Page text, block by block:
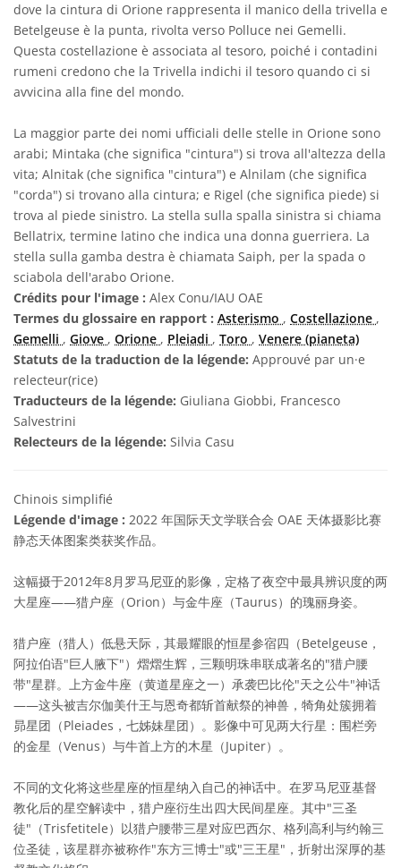
dove la cintura di Orione rappresenta il manico della trivella e
Betelgeuse è la punta, rivolta verso Polluce nei Gemelli.
Questa costellazione è associata al tesoro, poiché i contadini
rumeni credono che la Trivella indichi il tesoro quando ci si
avvicina alla fine del mondo.
La maggior parte dei nomi ufficiali delle stelle in Orione sono
arabi; Mintaka (che significa "cintura") si trova all'altezza della
vita; Alnitak (che significa "cintura") e Alnilam (che significa
"corda") si trovano alla cintura; e Rigel (che significa piede) si
trova al piede sinistro. La stella sulla spalla sinistra si chiama
Bellatrix, termine latino che indica una donna guerriera. La
stella sulla gamba destra è chiamata Saiph, per la spada o
sciabola dell'arabo Orione.
Crédits pour l'image : Alex Conu/IAU OAE
Termes du glossaire en rapport : Asterismo , Costellazione ,
Gemelli , Giove , Orione , Pleiadi , Toro , Venere (pianeta)
Statuts de la traduction de la légende: Approuvé par un·e
relecteur(rice)
Traducteurs de la légende: Giuliana Giobbi, Francesco
Salvestrini
Relecteurs de la légende: Silvia Casu
Chinois simplifié
Légende d'image : 2022 年国际天文学联合会 OAE 天体摄影比赛
静态天体图案类获奖作品。
这幅摄于2012年8月罗马尼亚的影像，定格了夜空中最具辨识度的两
大星座——猎户座（Orion）与金牛座（Taurus）的瑰丽身姿。
猎户座（猎人）低悬天际，其最耀眼的恒星参宿四（Betelgeuse，
阿拉伯语"巨人腋下"）熠熠生辉，三颗明珠串联成著名的"猎户腰
带"星群。上方金牛座（黄道星座之一）承袭巴比伦"天之公牛"神话
——这头被吉尔伽美什王与恩奇都斩首献祭的神兽，犄角处簇拥着
昴星团（Pleiades，七姊妹星团）。影像中可见两大行星：围栏旁
的金星（Venus）与牛首上方的木星（Jupiter）。
不同的文化将这些星座的恒星纳入自己的神话中。在罗马尼亚基督
教化后的星空解读中，猎户座衍生出四大民间星座。其中"三圣
徒"（Trisfetitele）以猎户腰带三星对应巴西尔、格列高利与约翰三
位圣徒，该星群亦被称作"东方三博士"或"三王星"，折射出深厚的基